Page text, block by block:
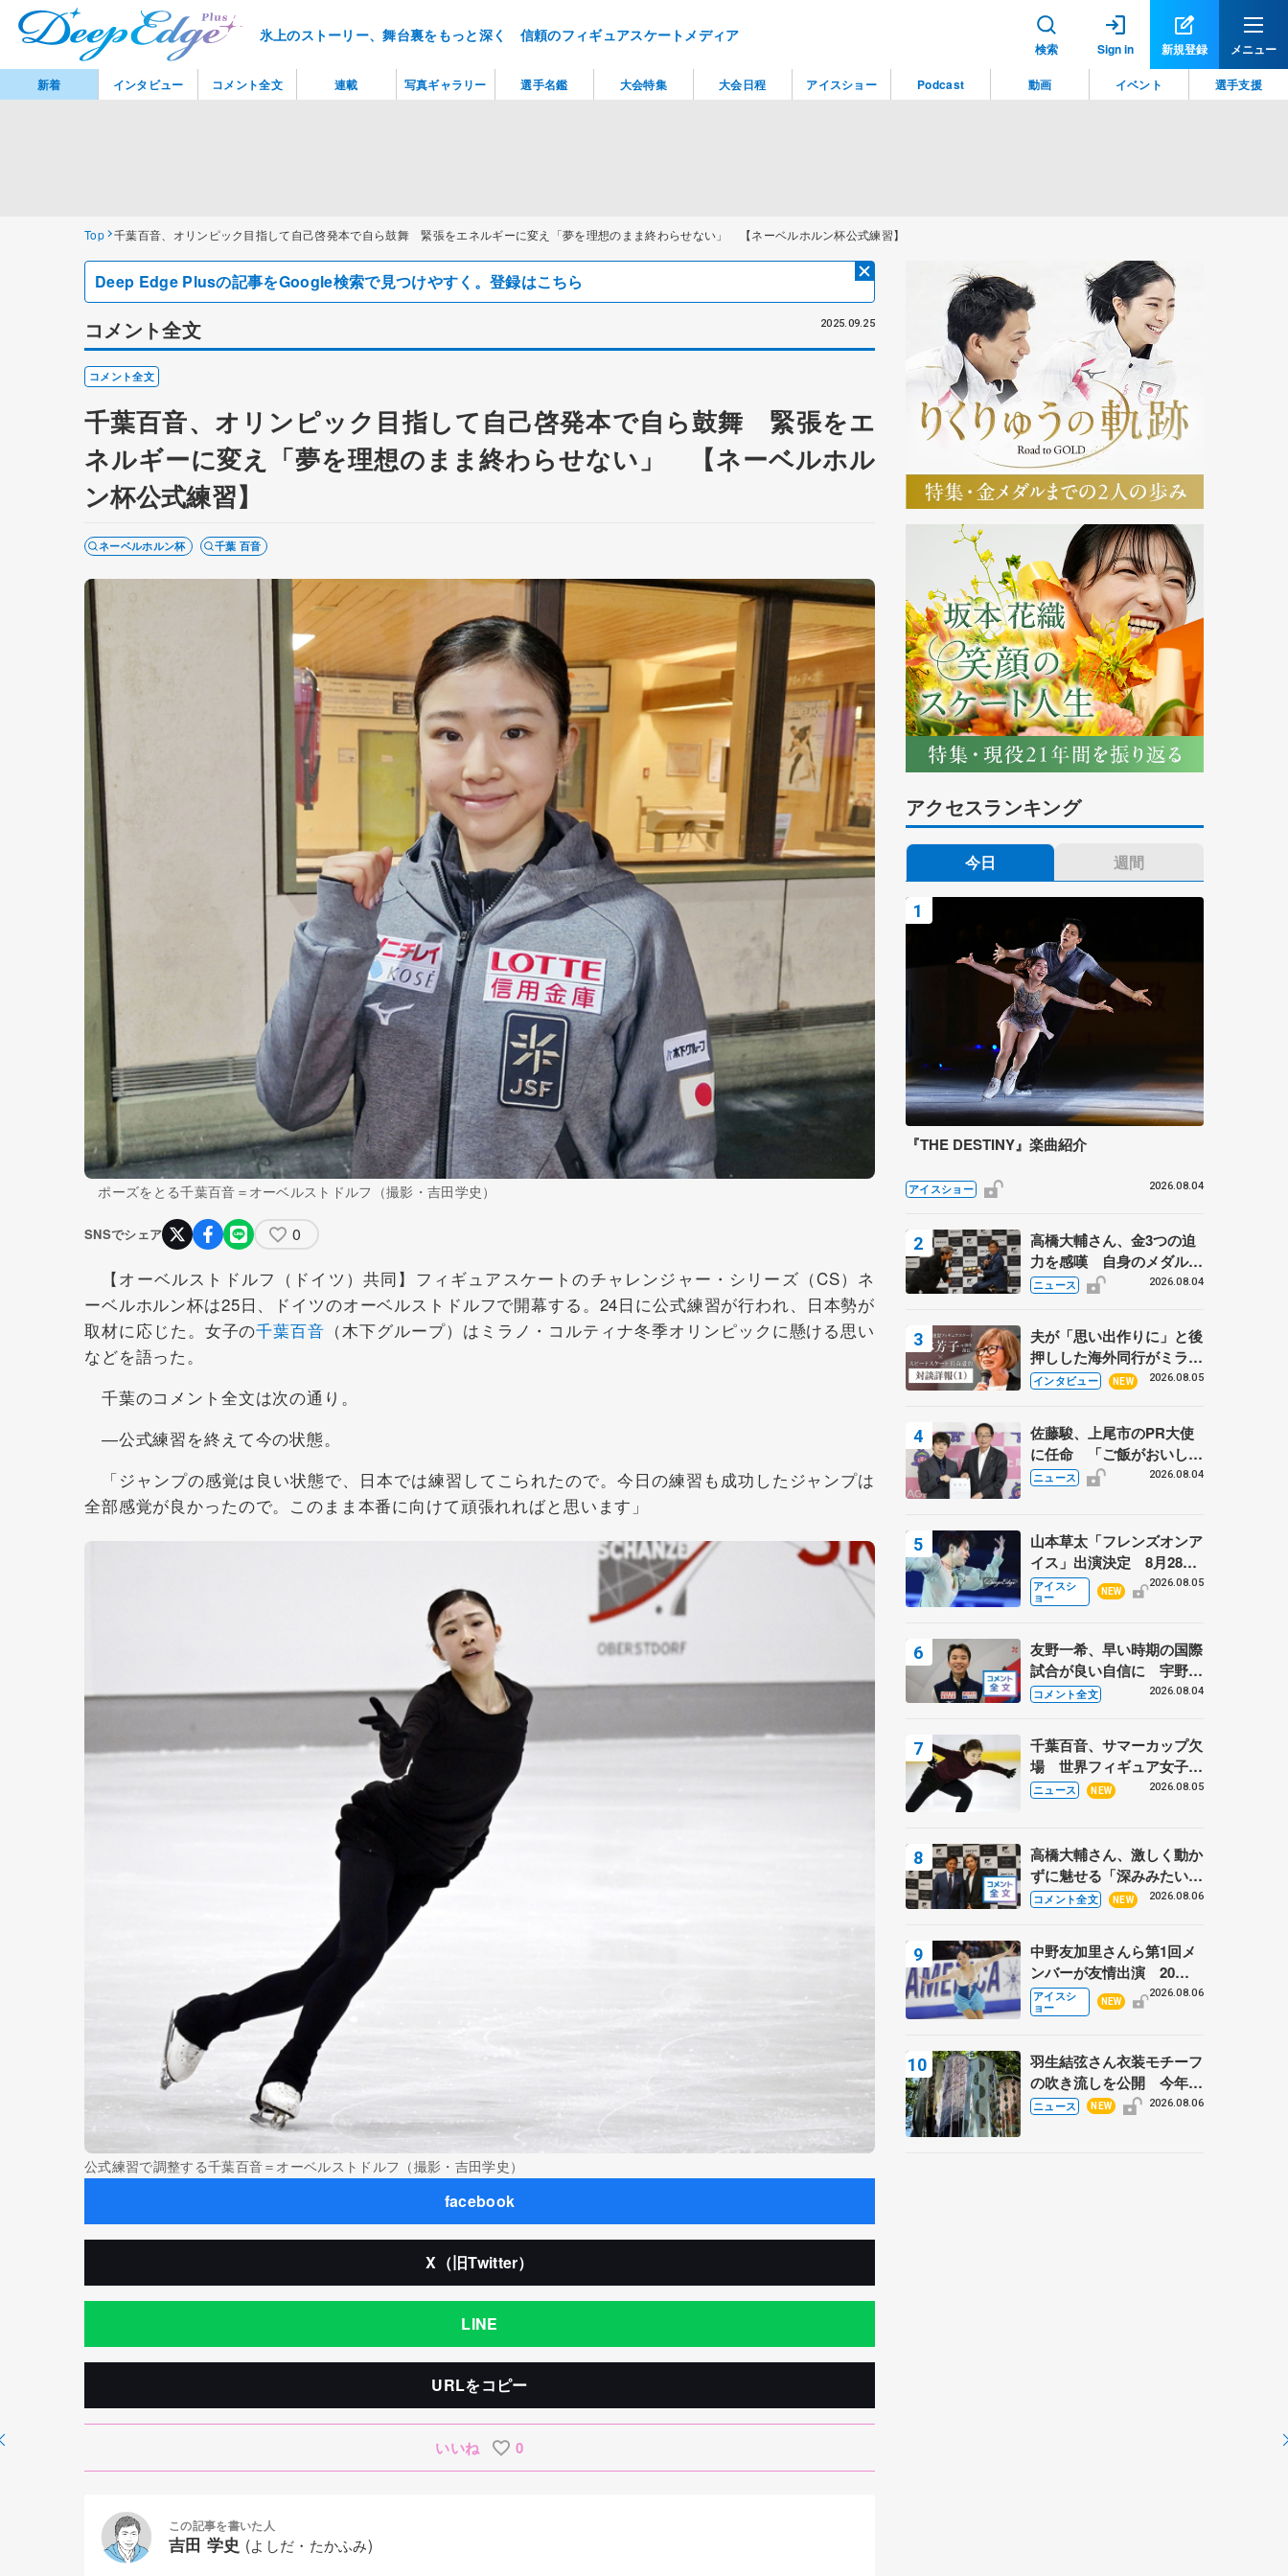
氷上のストーリー、舞台裏をもっと深く 信頼のフィギュアスケートメディア
検索 Sign in 新規登録 メニュー
Top 千葉百音、オリンピック目指して自己啓発本で自ら鼓舞 緊張をエネルギーに変え「夢を理想のまま終わらせない」 【ネーベルホルン杯公式練習】
Deep Edge Plusの記事をGoogle検索で見つけやすく。登録はこちら
コメント全文 2025.09.25
コメント全文
千葉百音、オリンピック目指して自己啓発本で自ら鼓舞 緊張をエ
ネルギーに変え「夢を理想のまま終わらせない」 【ネーベルホル
ン杯公式練習】
ネーベルホルン杯 千葉 百音
ポーズをとる千葉百音＝オーベルストドルフ（撮影・吉田学史）
SNSでシェア 0
【オーベルストドルフ（ドイツ）共同】フィギュアスケートのチャレンジャー・シリーズ（CS）ネ
ーベルホルン杯は25日、ドイツのオーベルストドルフで開幕する。24日に公式練習が行われ、日本勢が
取材に応じた。女子の千葉百音 （木下グループ）はミラノ・コルティナ冬季オリンピックに懸ける思い
などを語った。
千葉のコメント全文は次の通り。
―公式練習を終えて今の状態。
「ジャンプの感覚は良い状態で、日本では練習してこられたので。今日の練習も成功したジャンプは
全部感覚が良かったので。このまま本番に向けて頑張れればと思います」
公式練習で調整する千葉百音＝オーベルストドルフ（撮影・吉田学史）
facebook
X（旧Twitter）
LINE
URLをコピー
いいね 0
この記事を書いた人
吉田 学史 (よしだ・たかふみ)
アクセスランキング
今日 週間
『THE DESTINY』楽曲紹介
アイスショー 2026.08.04
高橋大輔さん、金3つの迫
力を感嘆 自身のメダルは
「どちらに？」 〝リス兄
野村忠宏さんと対談
ニュース 2026.08.04
夫が「思い出作りに」と後
押しした海外同行がミラノ
まで… 繁華街のリンクで
に 小林芳子さんが振り返
るスケート人生
インタビュー NEW 2026.08.05
佐藤駿、上尾市のPR大使
に任命 「ご飯がおいし
く、住みやすいのが魅力」
ニュース 2026.08.04
山本草太「フレンズオンア
イス」出演決定 8月28日
（金）2公演のみ 荒川静
香さんプロデュース、20
アイスシ
ョー
NEW
2026.08.05
友野一希、早い時期の国際
試合が良い自信に 宇野昌
磨の現役復帰に思っている
トロフィーフリー】
コメント全文 2026.08.04
千葉百音、サマーカップ欠
場 世界フィギュア女子2
位
ニュース NEW 2026.08.05
高橋大輔さん、激しく動か
ずに魅せる「深みみたいな
ものは出てきている？」
あい
コメント全文 NEW 2026.08.06
中野友加里さんら第1回メ
ンバーが友情出演 20周
年の「フレンズオンアイ
ス」 宮本賢二さん、有川
アイスシ
ョー
NEW
2026.08.06
羽生結弦さん衣装モチーフ
の吹き流しを公開 今年は
「春よ、来い」、仙台の瑞
ニュース NEW 2026.08.06
新着 インタビュー コメント全文 連載 写真ギャラリー 選手名鑑 大会特集 大会日程 アイスショー Podcast 動画 イベント 選手支援